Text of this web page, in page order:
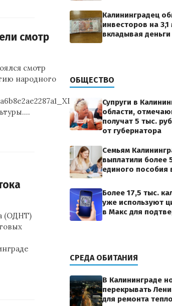
смотр
смотр
народного
(ОДНТ)
Калининградец
инвесторов на
вкладывая
ОБЩЕСТВО
Супруги в
области,
получат 5 тыс.
от губернатора
Семьям
выплатили более
единого пособия
Более 17,5 тыс.
уже используют
в Макс для
СРЕДА ОБИТАНИЯ
В Калининграде
перекрывать
для ремонта